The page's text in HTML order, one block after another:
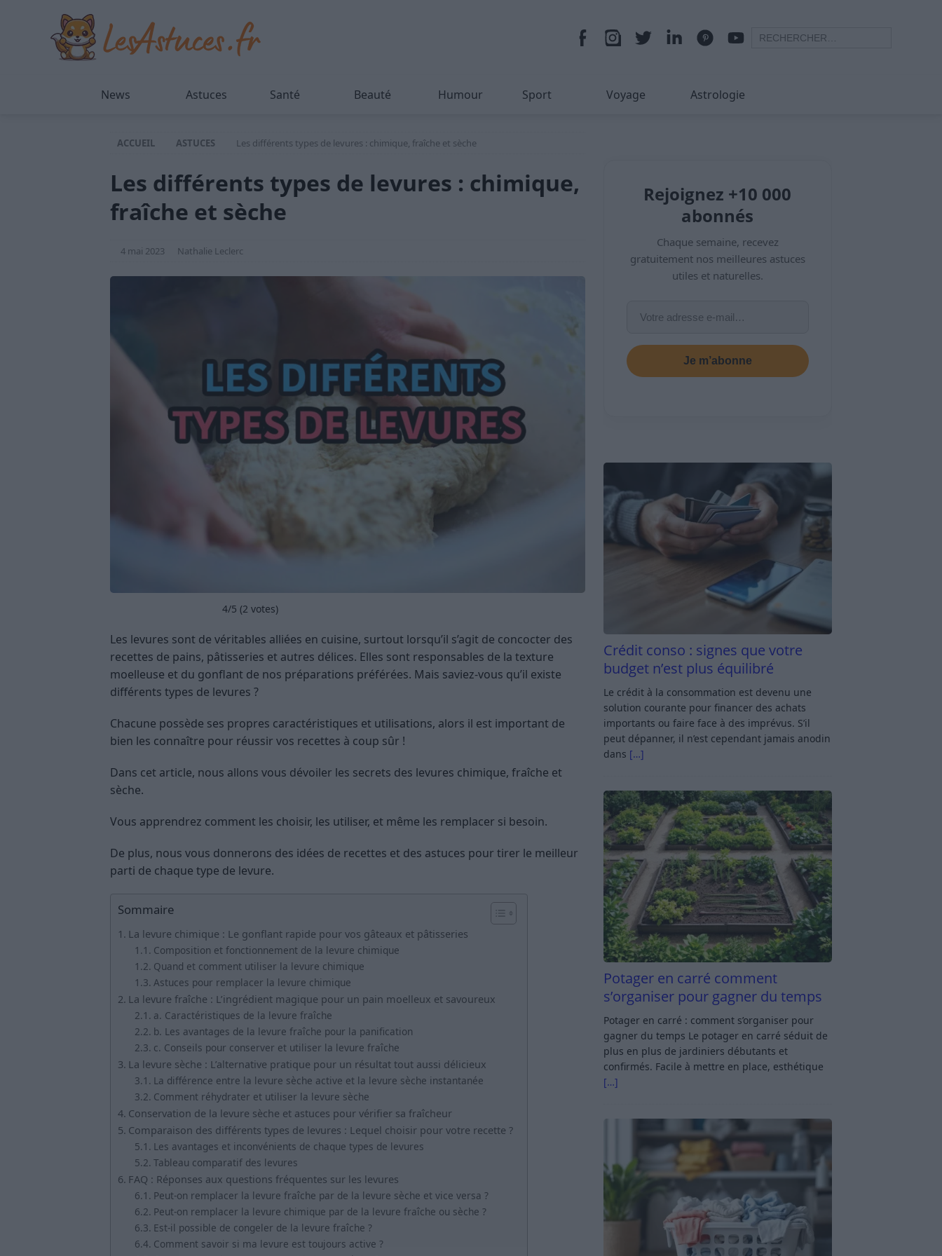
News Astuces Santé Beauté Humour Sport Voyage Astrologie
ACCUEIL ASTUCES Les différents types de levures : chimique, fraîche et sèche
Les différents types de levures : chimique,
fraîche et sèche
4 mai 2023 Nathalie Leclerc
4/5 (2 votes)
Les levures sont de véritables alliées en cuisine, surtout lorsqu’il s’agit de concocter des
recettes de pains, pâtisseries et autres délices. Elles sont responsables de la texture
moelleuse et du gonflant de nos préparations préférées. Mais saviez-vous qu’il existe
différents types de levures ?
Chacune possède ses propres caractéristiques et utilisations, alors il est important de
bien les connaître pour réussir vos recettes à coup sûr !
Dans cet article, nous allons vous dévoiler les secrets des levures chimique, fraîche et
sèche.
Vous apprendrez comment les choisir, les utiliser, et même les remplacer si besoin.
De plus, nous vous donnerons des idées de recettes et des astuces pour tirer le meilleur
parti de chaque type de levure.
Sommaire
La levure chimique : Le gonflant rapide pour vos gâteaux et pâtisseries
Composition et fonctionnement de la levure chimique
Quand et comment utiliser la levure chimique
Astuces pour remplacer la levure chimique
La levure fraîche : L’ingrédient magique pour un pain moelleux et savoureux
a. Caractéristiques de la levure fraîche
b. Les avantages de la levure fraîche pour la panification
c. Conseils pour conserver et utiliser la levure fraîche
La levure sèche : L’alternative pratique pour un résultat tout aussi délicieux
La différence entre la levure sèche active et la levure sèche instantanée
Comment réhydrater et utiliser la levure sèche
Conservation de la levure sèche et astuces pour vérifier sa fraîcheur
Comparaison des différents types de levures : Lequel choisir pour votre recette ?
Les avantages et inconvénients de chaque types de levures
Tableau comparatif des levures
FAQ : Réponses aux questions fréquentes sur les levures
Peut-on remplacer la levure fraîche par de la levure sèche et vice versa ?
Peut-on remplacer la levure chimique par de la levure fraîche ou sèche ?
Est-il possible de congeler de la levure fraîche ?
Comment savoir si ma levure est toujours active ?
Rejoignez +10 000
abonnés
Chaque semaine, recevez
gratuitement nos meilleures astuces
utiles et naturelles.
Je m’abonne
Crédit conso : signes que votre
budget n’est plus équilibré
Le crédit à la consommation est devenu une
solution courante pour financer des achats
importants ou faire face à des imprévus. S’il
peut dépanner, il n’est cependant jamais anodin
dans […]
Potager en carré comment
s’organiser pour gagner du temps
Potager en carré : comment s’organiser pour
gagner du temps Le potager en carré séduit de
plus en plus de jardiniers débutants et
confirmés. Facile à mettre en place, esthétique
[…]